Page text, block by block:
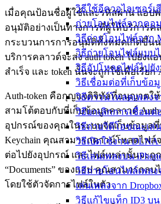
วิธีใช้อีควอไลเซอร์เสี
ถ่ายโอนไฟล์จากคอม
วิธีถ่ายโอนไฟล์จาก
วิธีถ่ายโอนไฟล์แบบไ
วิธีอัปโหลดไฟล์ไปยัง
วิธีเชื่อมต่อที่เก็บข้อมู
วิธีดาวน์โหลดเพลงจ
วิธียกเลิกการเชื่อม
วิธีถ่ายวิดีโอขณะเล่น
วิธีเปิดใช้งาน DLNA
วิธีเล่นเพลงบน
วิธีถ่ายโอนไฟล์เพลง
เล่นเพลงจาก
วิธีแก้ไขแท็ก ID3 บน
เมื่อคุณป้อนชื่อผู้ใช้และรหัสผ่าน แอป
อนุมัติอย่างเป็นทางการที่ผู้ให้บริการค
กระบวนการการอนุมัติทั้งหมดเกิดขึ้น
บริการคลาวด์จะส่ง auth token ไปยัง
สำเร็จ และ token นั้นจะถูกใช้เพื่อเรียก
Auth-token คือกุญแจดิจิทัลที่อนุญาต
สามโต้ตอบกับที่เก็บข้อมูลคลาวด์
อุปกรณ์ของคุณในระบบจัดเก็บข้อมูลที่
Keychain คุณสามารถดาวน์โหลดไฟล์
ต่อไปยังอุปกรณ์ และไฟล์เหล่านั้นจะถูก
“Documents” ของแอป คุณสามารถล
โดยใช้ตัวจัดการไฟล์ในตัว